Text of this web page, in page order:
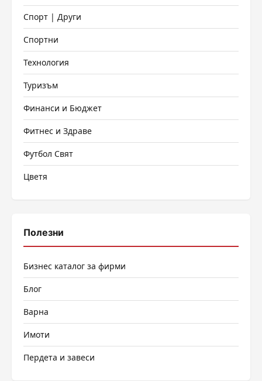
Спорт | Други
Спортни
Технология
Туризъм
Финанси и Бюджет
Фитнес и Здраве
Футбол Свят
Цветя
Полезни
Бизнес каталог за фирми
Блог
Варна
Имоти
Пердета и завеси